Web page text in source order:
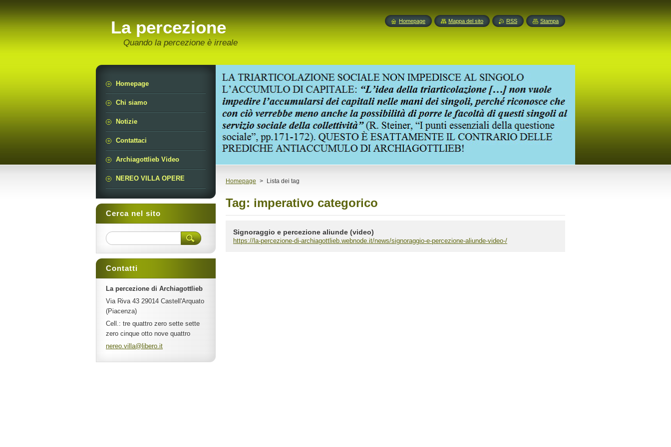
La percezione
Quando la percezione è irreale
Homepage > Lista dei tag
Tag: imperativo categorico
Signoraggio e percezione aliunde (video)
https://la-percezione-di-archiagottlieb.webnode.it/news/signoraggio-e-percezione-aliunde-video-/
Homepage
Chi siamo
Notizie
Contattaci
Archiagottlieb Video
NEREO VILLA OPERE
Cerca nel sito
Contatti
La percezione di Archiagottlieb
Via Riva 43 29014 Castell'Arquato
(Piacenza)
Cell.: tre quattro zero sette sette
zero cinque otto nove quattro
nereo.vi lla@libero.it
Homepage Mappa del sito RSS Stampa